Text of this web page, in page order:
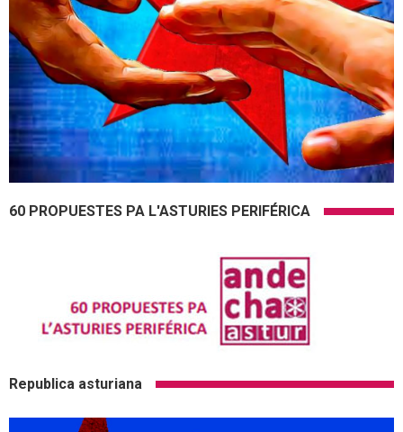
60 PROPUESTES PA L'ASTURIES PERIFÉRICA
Republica asturiana